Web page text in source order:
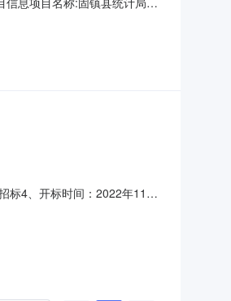
:
标4、开标时间：2022年11月
理人必须是投标被授权人，且